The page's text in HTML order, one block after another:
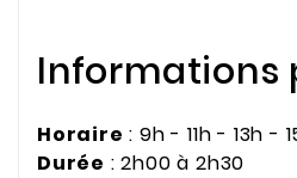
Informations
Horaire : 9h - 11h - 13h -
Durée : 2h00 à 2h30